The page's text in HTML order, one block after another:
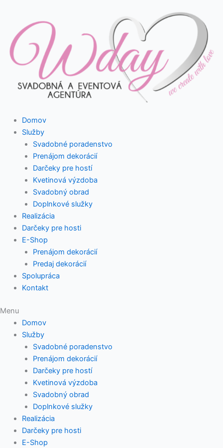
obsah
Domov
Služby
Svadobné poradenstvo
Prenájom dekorácií
Darčeky pre hostí
Kvetinová výzdoba
Svadobný obrad
Doplnkové služky
Realizácia
Darčeky pre hosti
E-Shop
Prenájom dekorácií
Predaj dekorácií
Spolupráca
Kontakt
Menu
Domov
Služby
Svadobné poradenstvo
Prenájom dekorácií
Darčeky pre hostí
Kvetinová výzdoba
Svadobný obrad
Doplnkové služky
Realizácia
Darčeky pre hosti
E-Shop